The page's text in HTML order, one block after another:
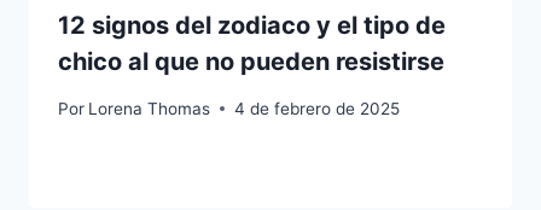
12 signos del zodiaco y el tipo de
chico al que no pueden resistirse
Por Lorena Thomas 4 de febrero de 2025